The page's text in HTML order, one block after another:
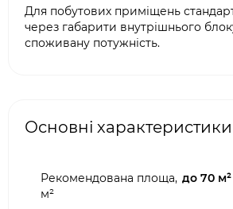
Для побутових приміщень
через габарити внутрішнього
споживану потужність.
Основні характеристики
Рекомендована площа,
м²
до 70 м²